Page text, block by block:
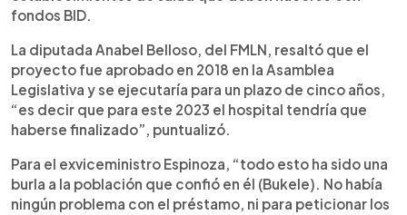
fondos BID.
La diputada Anabel Belloso, del FMLN, resaltó que el
proyecto fue aprobado en 2018 en la Asamblea
Legislativa y se ejecutaría para un plazo de cinco años,
“es decir que para este 2023 el hospital tendría que
haberse finalizado”, puntualizó.
Para el exviceministro Espinoza, “todo esto ha sido una
burla a la población que confió en él (Bukele). No había
ningún problema con el préstamo, ni para peticionar los